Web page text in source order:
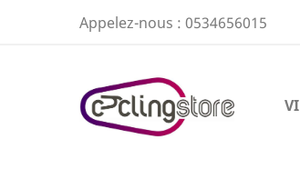
Appelez-nous : 0534656015